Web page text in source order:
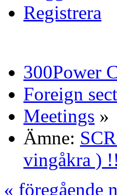
Registrera
300Power
Foreign
Meetings »
Ämne:
vingåkra ) !!
« föregående